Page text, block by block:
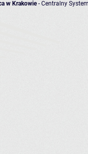
w Krakowie- Centralny